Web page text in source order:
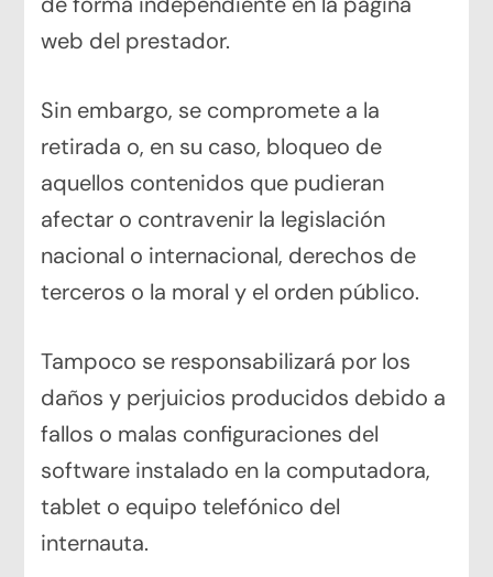
web del prestador.
Sin embargo, se compromete a la
retirada o, en su caso, bloqueo de
aquellos contenidos que pudieran
afectar o contravenir la legislación
nacional o internacional, derechos de
terceros o la moral y el orden público.
Tampoco se responsabilizará por los
daños y perjuicios producidos debido a
fallos o malas configuraciones del
software instalado en la computadora,
tablet o equipo telefónico del
internauta.